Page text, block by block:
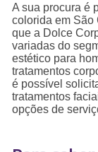
A sua procura é
colorida em São
que a Dolce
variadas do
estético para
tratamentos
é possível
tratamentos
opções de